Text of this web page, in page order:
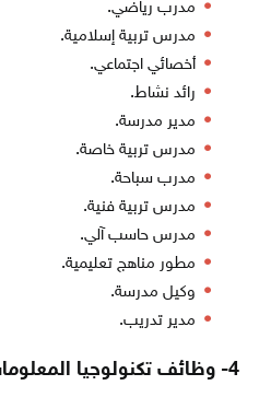
مدرب رياضي.
مدرس تربية إسلامية.
أخصائي اجتماعي.
رائد نشاط.
مدير مدرسة.
مدرس تربية خاصة.
مدرب سباحة.
مدرس تربية فنية.
مدرس حاسب آلي.
مطور مناهج تعليمية.
وكيل مدرسة.
مدير تدريب.
4- وظائف تكنولوجيا المعلومات